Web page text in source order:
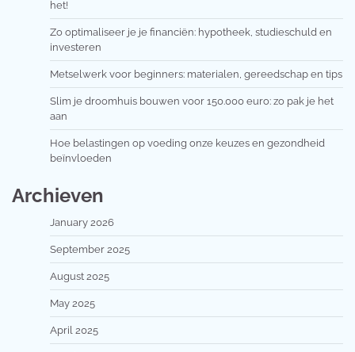
het!
Zo optimaliseer je je financiën: hypotheek, studieschuld en
investeren
Metselwerk voor beginners: materialen, gereedschap en tips
Slim je droomhuis bouwen voor 150.000 euro: zo pak je het
aan
Hoe belastingen op voeding onze keuzes en gezondheid
beïnvloeden
Archieven
January 2026
September 2025
August 2025
May 2025
April 2025